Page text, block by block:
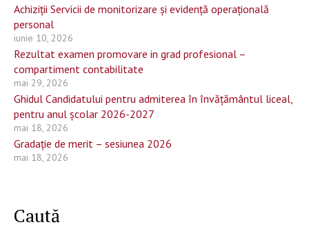
Achiziții Servicii de monitorizare și evidență operațională
personal
iunie 10, 2026
Rezultat examen promovare in grad profesional –
compartiment contabilitate
mai 29, 2026
Ghidul Candidatului pentru admiterea în învățământul liceal,
pentru anul școlar 2026-2027
mai 18, 2026
Gradație de merit – sesiunea 2026
mai 18, 2026
Caută